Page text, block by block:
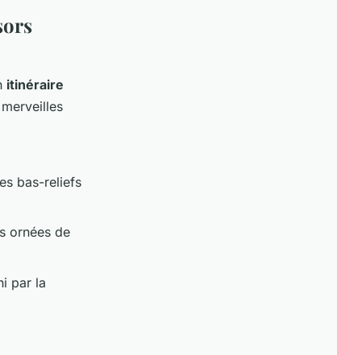
itinéraire
bas-reliefs
ornées de
par la